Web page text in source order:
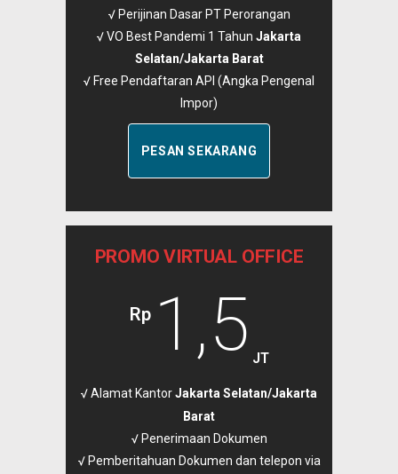
√ Perijinan Dasar PT Perorangan
√ VO Best Pandemi 1 Tahun Jakarta
Selatan/Jakarta Barat
√ Free Pendaftaran API (Angka Pengenal
Impor)
PESAN SEKARANG
PROMO VIRTUAL OFFICE
Rp 1,5 JT
√ Alamat KantorJakarta Selatan/Jakarta
Barat
√ Penerimaan Dokumen
√ Pemberitahuan Dokumen dan telepon via